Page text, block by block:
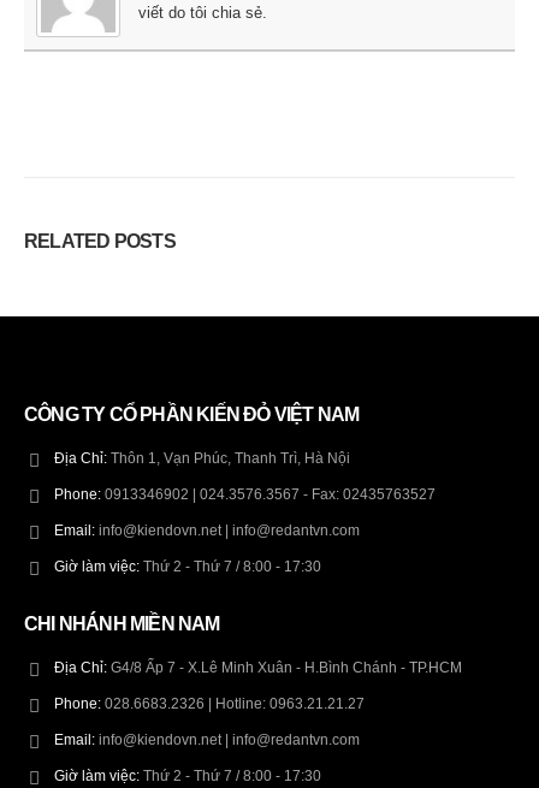
viết do tôi chia sẻ.
RELATED POSTS
CÔNG TY CỔ PHẦN KIẾN ĐỎ VIỆT NAM
Địa Chỉ: Thôn 1, Vạn Phúc, Thanh Trì, Hà Nội
Phone: 0913346902 | 024.3576.3567 - Fax: 02435763527
Email: info@kiendovn.net | info@redantvn.com
Giờ làm việc: Thứ 2 - Thứ 7 / 8:00 - 17:30
CHI NHÁNH MIỀN NAM
Địa Chỉ: G4/8 Ấp 7 - X.Lê Minh Xuân - H.Bình Chánh - TP.HCM
Phone: 028.6683.2326 | Hotline: 0963.21.21.27
Email: info@kiendovn.net | info@redantvn.com
Giờ làm việc: Thứ 2 - Thứ 7 / 8:00 - 17:30